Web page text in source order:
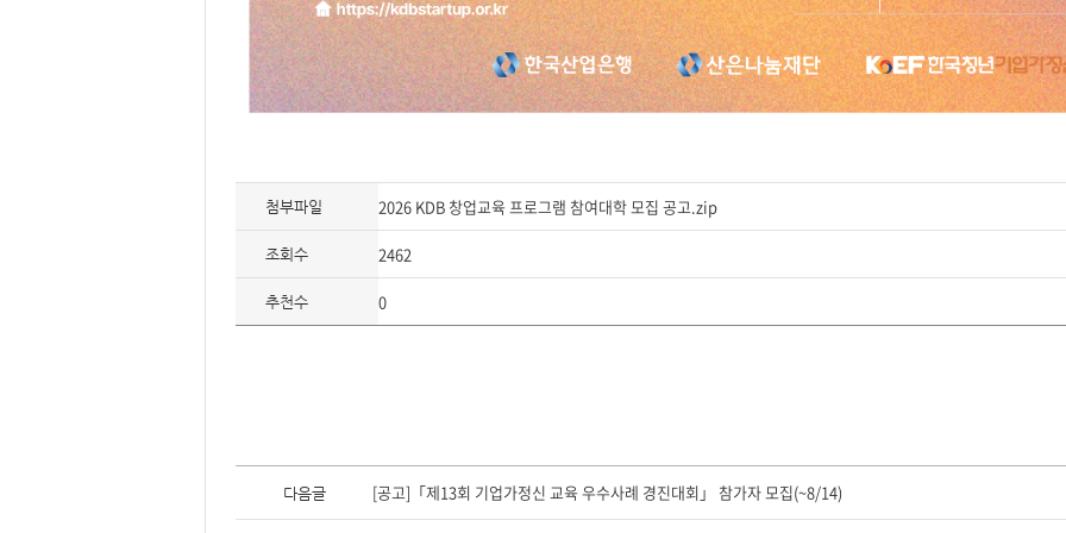
첨부파일 2026 KDB 창업교육 프로그램 참여대학 모집 공고.zip
조회수 2462
추천수 0
이
다
다음글 [공고]「제13회 기업가정신 교육 우수사례 경진대회」 참가자 모집(~8/14)